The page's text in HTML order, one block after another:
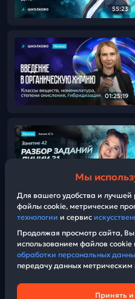
55:23
01:25:19
Мы
Для вашего удобства и
файлы cookie, метрические
технологии и сервис
Продолжая просмотр сайта, Вы
использованием файлов cookie
обработки персональных
передачу данных
Принять